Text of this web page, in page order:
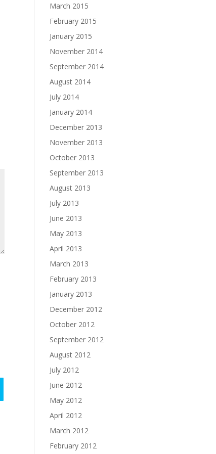
March 2015
February 2015
January 2015
November 2014
September 2014
August 2014
July 2014
January 2014
December 2013
November 2013
October 2013
September 2013
August 2013
July 2013
June 2013
May 2013
April 2013
March 2013
February 2013
January 2013
December 2012
October 2012
September 2012
August 2012
July 2012
June 2012
May 2012
April 2012
March 2012
February 2012